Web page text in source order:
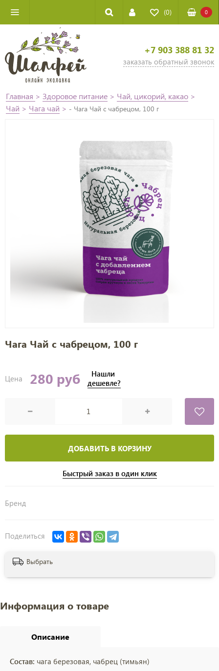
(0) 0
+7 903 388 81 32
заказать обратный звонок
Главная > Здоровое питание > Чай, цикорий, какао >
Чай > Чага чай > - Чага Чай с чабрецом, 100 г
Чага Чай с чабрецом, 100 г
Цена 280 руб
Нашли
дешевле?
ДОБАВИТЬ В КОРЗИНУ
Быстрый заказ в один клик
Бренд
Поделиться
Выбрать
Информация о товаре
Описание
Состав: чага березовая, чабрец (тимьян)